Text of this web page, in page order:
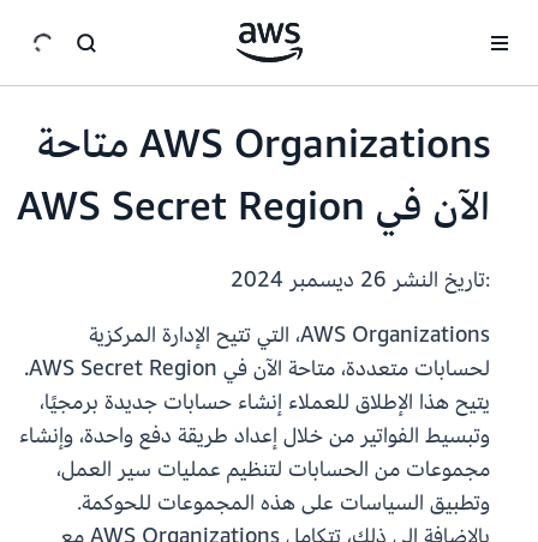
AWS Organizations متاحة
الآن في AWS Secret Region
:تاريخ النشر
AWS Organizations، التي تتيح الإدارة المركزية
لحسابات متعددة، متاحة الآن في AWS Secret Region.
يتيح هذا الإطلاق للعملاء إنشاء حسابات جديدة برمجيًا،
وتبسيط الفواتير من خلال إعداد طريقة دفع واحدة، وإنشاء
مجموعات من الحسابات لتنظيم عمليات سير العمل،
وتطبيق السياسات على هذه المجموعات للحوكمة.